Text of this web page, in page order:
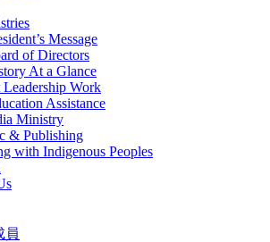
Message
of Directors
At a Glance
Leadership Work
Assistance
Ministry
& Publishing
with Indigenous Peoples
員